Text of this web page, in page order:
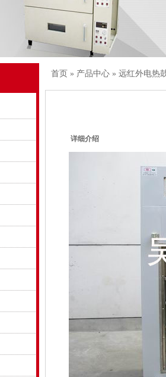
首页 » 产品中心 » 远红外电热
详细介绍